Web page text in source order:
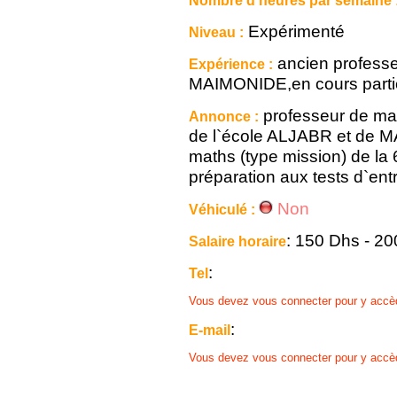
Niveau : Expérimenté
Expérience : ancien
MAIMONIDE,en cours
Annonce : professeur de
de l`école ALJABR et de
maths (type mission) de la
préparation aux tests
Véhiculé : Non
Salaire horaire: 150 Dhs -
Tel:
Vous devez vous connecter pour y
E-mail:
Vous devez vous connecter pour y